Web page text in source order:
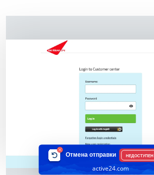
Отмена отправки НЕДОСТУПЕН
active24.com